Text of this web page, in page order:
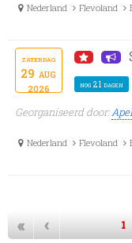
Nederland Flevoland
zaterdag
29 aug
2026 nog 21 dagen
Georganiseerd door:
Nederland Flevoland
« ‹ 1